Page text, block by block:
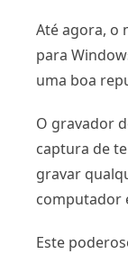
Até agora, o
para
uma boa
O gravador
captura de
gravar
computador
Este